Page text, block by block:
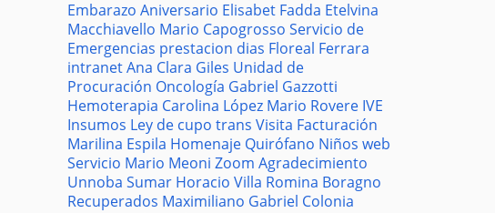
Embarazo Aniversario Elisabet Fadda Etelvina
Macchiavello Mario Capogrosso Servicio de
Emergencias prestacion dias Floreal Ferrara
intranetAna Clara Giles Unidad de
Procuración Oncología Gabriel Gazzotti
Hemoterapia Carolina López Mario Rovere IVE
Insumos Ley de cupo trans Visita Facturación
Marilina Espila Homenaje Quirófano Niños web
Servicio Mario Meoni Zoom Agradecimiento
Unnoba Sumar Horacio Villa Romina Boragno
Recuperados Maximiliano Gabriel Colonia